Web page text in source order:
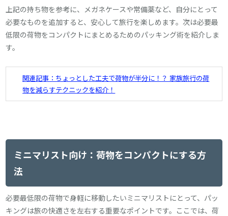
上記の持ち物を参考に、メガネケースや常備薬など、自分にとって
必要なものを追加すると、安心して旅行を楽しめます。次は必要最
低限の荷物をコンパクトにまとめるためのパッキング術を紹介しま
す。
関連記事：ちょっとした工夫で荷物が半分に！？ 家族旅行の荷
物を減らすテクニックを紹介！
ミニマリスト向け：荷物をコンパクトにする方
法
必要最低限の荷物で身軽に移動したいミニマリストにとって、パッ
キングは旅の快適さを左右する重要なポイントです。ここでは、荷